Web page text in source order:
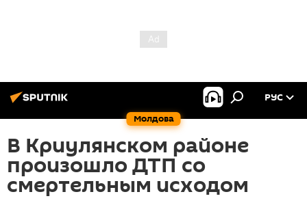
Молдова
РУС
В Криулянском районе
произошло ДТП со
смертельным исходом